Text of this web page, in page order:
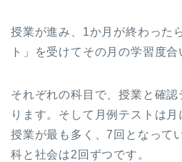
授業が進み、1か月が終わった
ト」を受けてその月の学習度合
それぞれの科目で、授業と確
ります。そして月例テストは
授業が最も多く、7回となって
科と社会は2回ずつです。